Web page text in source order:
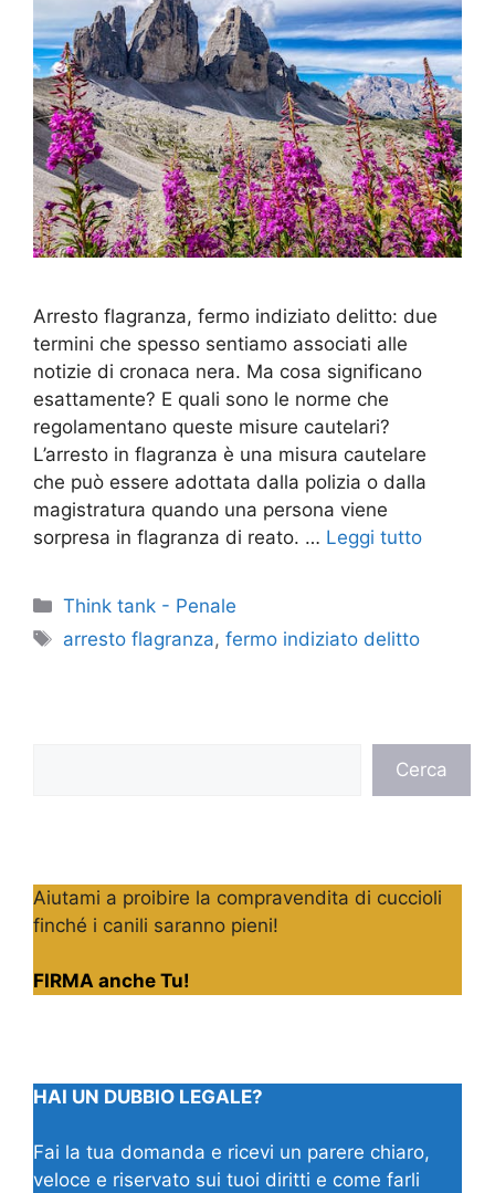
Arresto flagranza, fermo indiziato delitto: due
termini che spesso sentiamo associati alle
notizie di cronaca nera. Ma cosa significano
esattamente? E quali sono le norme che
regolamentano queste misure cautelari?
L’arresto in flagranza è una misura cautelare
che può essere adottata dalla polizia o dalla
magistratura quando una persona viene
sorpresa in flagranza di reato. … Leggi tutto
Categorie
Think tank - Penale
Tag
arresto flagranza,fermo indiziato delitto
Cerca
Aiutami a proibire la compravendita di cuccioli
finché i canili saranno pieni!
FIRMA anche Tu!
HAI UN DUBBIO LEGALE?
Fai la tua domanda e ricevi un parere chiaro,
veloce e riservato sui tuoi diritti e come farli